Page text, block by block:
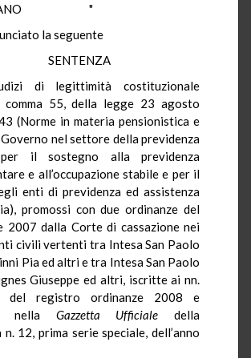
"
la seguente
SENTENZA
di legittimità costituzionale
comma 55, della legge 23 agosto
(Norme in materia pensionistica e
nel settore della previdenza
per il sostegno alla previdenza
e all’occupazione stabile e per il
enti di previdenza ed assistenza
promossi con due ordinanze del
2007 dalla Corte di cassazione nei
civili vertenti tra Intesa San Paolo
Pia ed altri e tra Intesa San Paolo
Giuseppe ed altri, iscritte ai nn.
registro ordinanze 2008 e
nella Gazzetta Ufficiale della
n. 12, prima serie speciale, dell’anno